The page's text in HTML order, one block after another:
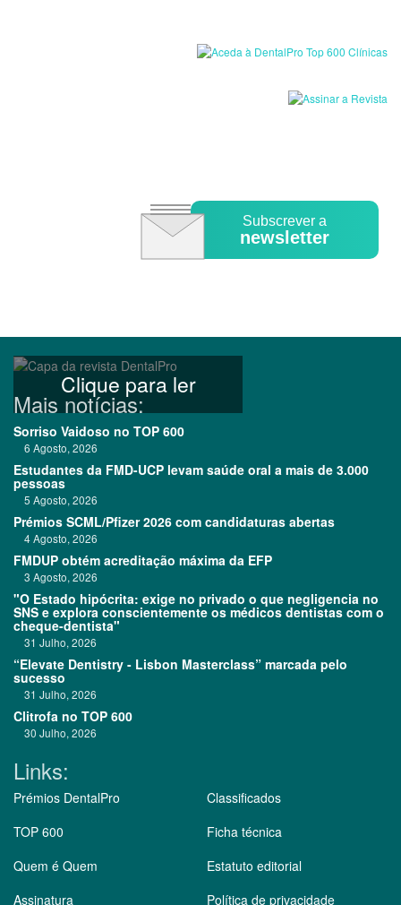
Subscrever a
newsletter
Clique para ler
Mais notícias:
Sorriso Vaidoso no TOP 600
6 Agosto, 2026
Estudantes da FMD-UCP levam saúde oral a mais de 3.000
pessoas
5 Agosto, 2026
Prémios SCML/Pfizer 2026 com candidaturas abertas
4 Agosto, 2026
FMDUP obtém acreditação máxima da EFP
3 Agosto, 2026
"O Estado hipócrita: exige no privado o que negligencia no
SNS e explora conscientemente os médicos dentistas com o
cheque-dentista"
31 Julho, 2026
“Elevate Dentistry - Lisbon Masterclass” marcada pelo
sucesso
31 Julho, 2026
Clitrofa no TOP 600
30 Julho, 2026
Links:
Prémios DentalPro
TOP 600
Quem é Quem
Assinatura
Classificados
Ficha técnica
Estatuto editorial
Política de privacidade